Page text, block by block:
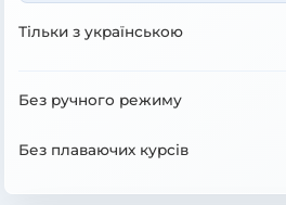
Тільки з українською
Без ручного режиму
Без плаваючих курсів